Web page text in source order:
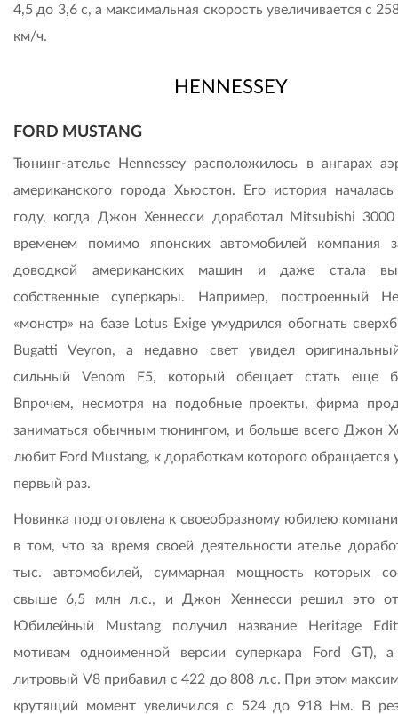
4,5 до 3,6 с, а максимальная скорость увеличивается с
км/ч.
HENNESSEY
FORD MUSTANG
Тюнинг-ателье Hennessey расположилось в ангарах
американского города Хьюстон. Его история
году, когда Джон Хеннесси доработал Mitsubishi
временем помимо японских автомобилей компания
доводкой американских машин и даже стала
собственные суперкары. Например, построенный
«монстр» на базе Lotus Exige умудрился обогнать
Bugatti Veyron, а недавно свет увидел
сильный Venom F5, который обещает стать еще
Впрочем, несмотря на подобные проекты, фирма
заниматься обычным тюнингом, и больше всего Джон
любит Ford Mustang, к доработкам которого обращается
первый раз.
Новинка подготовлена к своеобразному юбилею
в том, что за время своей деятельности ателье
тыс. автомобилей, суммарная мощность которых
свыше 6,5 млн л.с., и Джон Хеннесси решил это
Юбилейный Mustang получил название Heritage
мотивам одноименной версии суперкара Ford GT),
литровый V8 прибавил с 422 до 808 л.с. При этом
крутящий момент увеличился с 524 до 918 Нм. В